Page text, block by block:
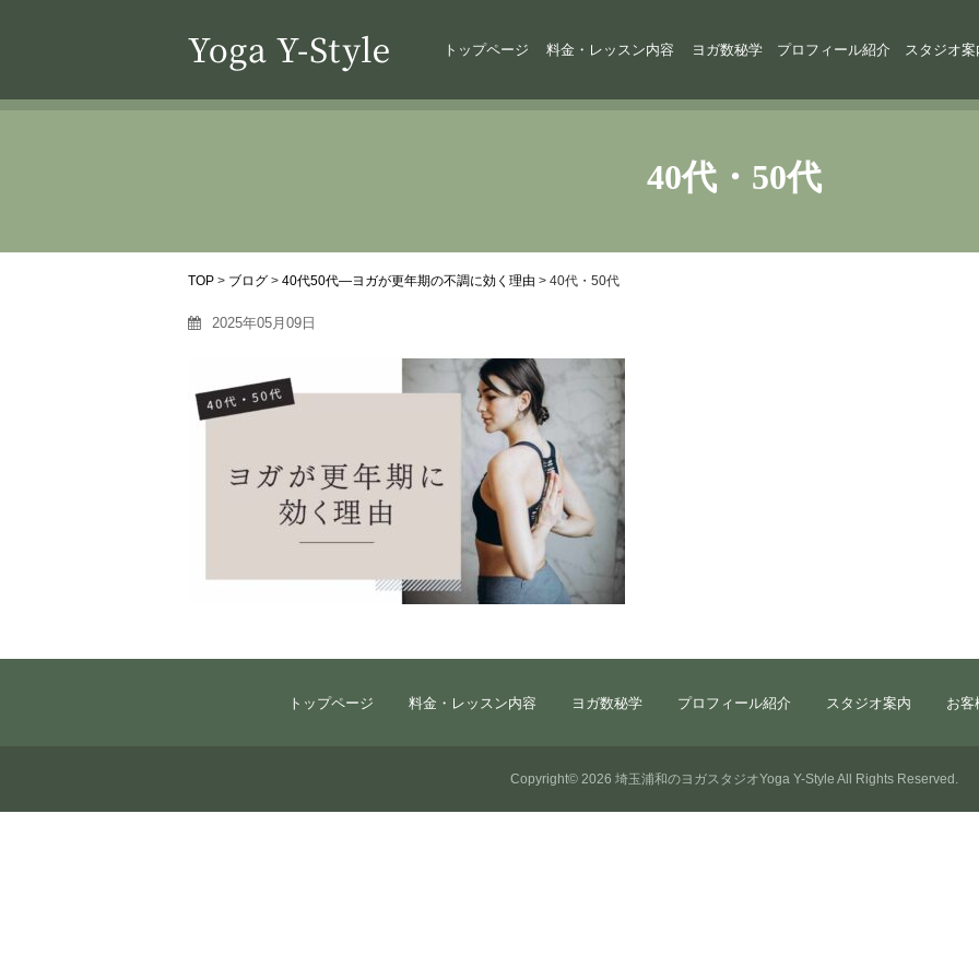
トップページ 料金・レッスン内容 ヨガ数秘学 プロフィール紹介 スタジオ案
40代・50代
TOP > ブログ > 40代50代—ヨガが更年期の不調に効く理由 > 40代・50代
2025年05月09日
トップページ 料金・レッスン内容 ヨガ数秘学 プロフィール紹介 スタジオ案内 お客
Copyright© 2026 埼玉浦和のヨガスタジオYoga Y-Style All Rights Reserved.